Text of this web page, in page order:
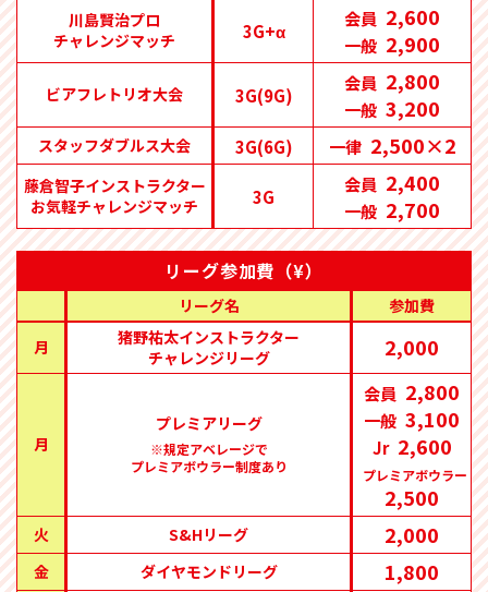
川島賢治プロ
チャレンジマッチ
3G+α
会員 2,600
一般 2,900
ビアフレトリオ大会 3G(9G)
会員 2,800
一般 3,200
スタッフダブルス大会 3G(6G) 一律 2,500×2
藤倉智子インストラクター
お気軽チャレンジマッチ
3G
会員 2,400
一般 2,700
リーグ参加費（¥）
リーグ名
参加費
月
猪野祐太インストラクター
チャレンジリーグ
2,000
月
プレミアリーグ
※規定アベレージで
プレミアボウラー制度あり
会員 2,800
一般 3,100
Jr 2,600
プレミアボウラー
2,500
火 S&Hリーグ 2,000
金 ダイヤモンドリーグ 1,800